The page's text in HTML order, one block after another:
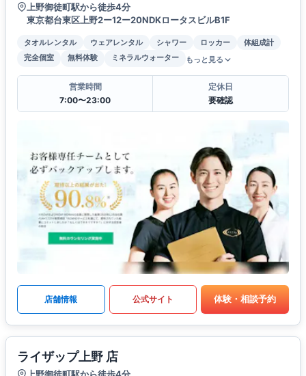
上野御徒町駅から徒歩4分
東京都台東区上野2ー12ー20NDKロータスビルB1F
タオルレンタル ウェアレンタル シャワー ロッカー
体組成計
完全個室
無料体験 ミネラルウォーター もっと見る
営業時間
7:00〜23:00
定休日
要確認
店舗情報 公式サイト 体験・相談予約
ライザップ上野 店
上野御徒町駅から徒歩4分